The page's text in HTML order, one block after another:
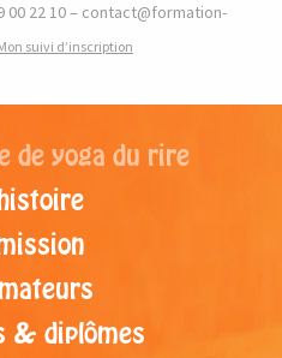
00 22 10 – contact@formation-
on suivi d’inscription
de yoga du rire
& diplômes